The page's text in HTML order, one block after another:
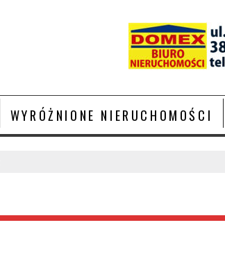
WYRÓŻNIONE NIERUCHOMOŚCI